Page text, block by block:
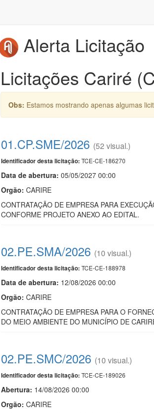
Alerta Licitação
Licitações Cariré
Obs: Estamos mostrando apenas algumas
01.CP.SME/2026 (52 visual.)
Identificador desta licitação: TCE-CE-186270
Data de abertura: 05/05/2027 00:00
Orgão: CARIRE
CONTRATAÇÃO DE EMPRESA PARA
CONFORME PROJETO ANEXO AO EDITAL.
02.PE.SMA/2026 (10 visual.)
Identificador desta licitação: TCE-CE-188978
Data de abertura: 12/08/2026 00:00
Orgão: CARIRE
CONTRATAÇÃO DE EMPRESA PARA O
DO MEIO AMBIENTE DO MUNICÍPIO DE
02.PE.SMC/2026 (10 visual.)
Identificador desta licitação: TCE-CE-189026
Abertura: 14/08/2026 00:00
Orgão: CARIRE